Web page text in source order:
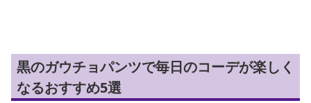
黒のガウチョパンツで毎日のコーデが楽しく
なるおすすめ5選